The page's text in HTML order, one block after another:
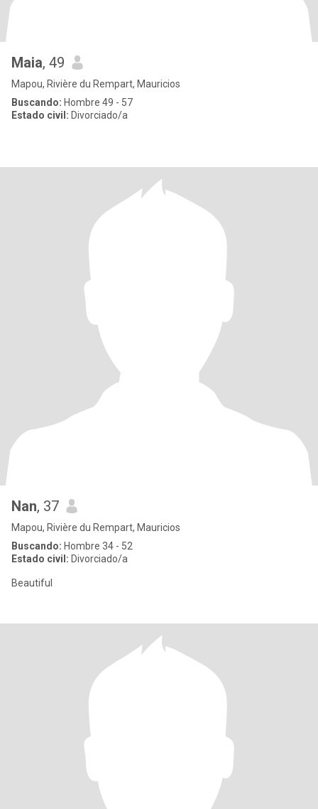
Maia, 49
Mapou, Rivière du Rempart, Mauricios
Buscando: Hombre 49 - 57
Estado civil: Divorciado/a
Nan, 37
Mapou, Rivière du Rempart, Mauricios
Buscando: Hombre 34 - 52
Estado civil: Divorciado/a
Beautiful